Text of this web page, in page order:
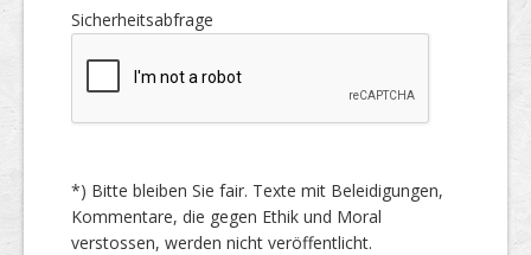
Sicherheitsabfrage
*) Bitte bleiben Sie fair. Texte mit Beleidigungen,
Kommentare, die gegen Ethik und Moral
verstossen, werden nicht veröffentlicht.